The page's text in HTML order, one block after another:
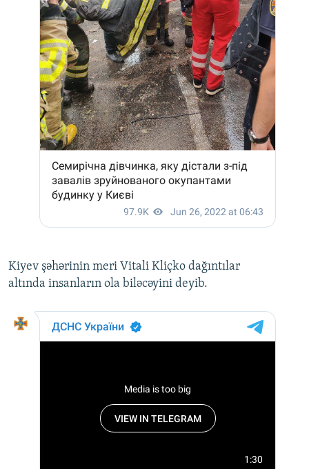
Kiyev şəhərinin meri Vitali Kliçko dağıntılar
altında insanların ola biləcəyini deyib.